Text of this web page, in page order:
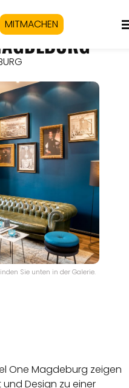
MITMACHEN
Sie unten in der Galerie.
One Magdeburg zeigen
Design zu einer